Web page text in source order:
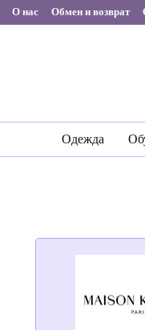
О нас Обмен и возврат
Одежда